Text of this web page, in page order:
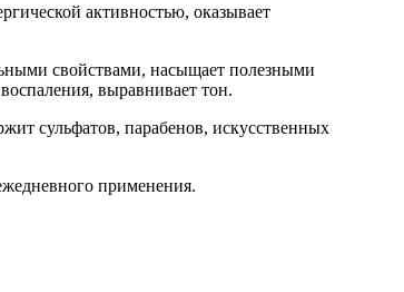
активностью, оказывает
свойствами, насыщает полезными
выравнивает тон.
сульфатов, парабенов, искусственных
применения.